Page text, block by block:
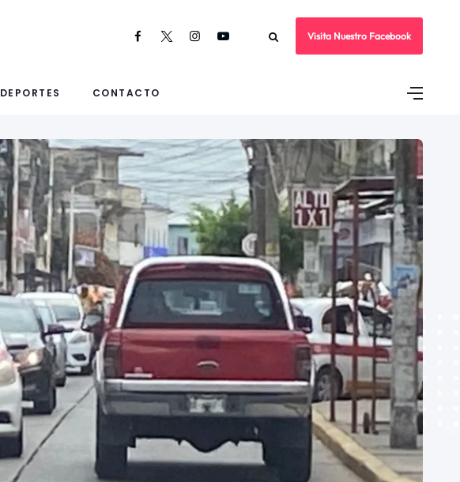
Visita Nuestro Facebook
DEPORTES CONTACTO